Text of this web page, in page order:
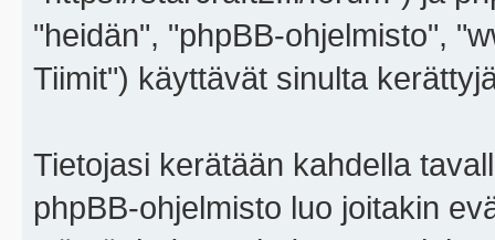
"heidän", "phpBB-ohjelmisto",
Tiimit") käyttävät sinulta
Tietojasi kerätään kahdella
phpBB-ohjelmisto luo joitakin